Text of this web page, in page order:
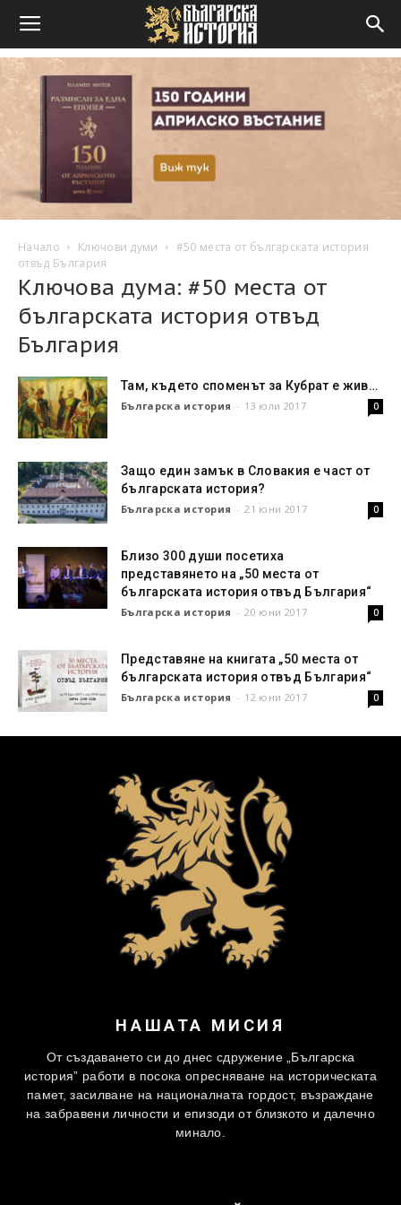
Начало Ключови думи
#50 места от българската история
отвъд България
Ключова дума: #50 места от
българската история отвъд
България
Там, където споменът за Кубрат е жив…
Българска история - 13 юли 2017 0
Защо един замък в Словакия е част от
българската история?
Българска история - 21 юни 2017 0
Близо 300 души посетиха
представянето на „50 места от
българската история отвъд България“
Българска история - 20 юни 2017 0
Представяне на книгата „50 места от
българската история отвъд България“
Българска история - 12 юни 2017 0
НАШАТА МИСИЯ
От създаването си до днес сдружение „Българска
история” работи в посока опресняване на историческата
памет, засилване на националната гордост, възраждане
на забравени личности и епизоди от близкото и далечно
минало.